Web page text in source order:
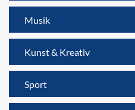
Musik
Kunst & Kreativ
Sport